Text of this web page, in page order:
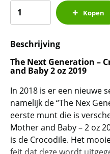
Next
-
Crocodile
Mother
Baby
2
oz
2019
aantal
Kopen
Beschrijving
The Next Generation –
and Baby 2 oz 2019
In 2018 is er een nieuwe
namelijk de “The Nex
eerste munt die is
Mother and Baby – 2 oz
is de Crocodile. Het